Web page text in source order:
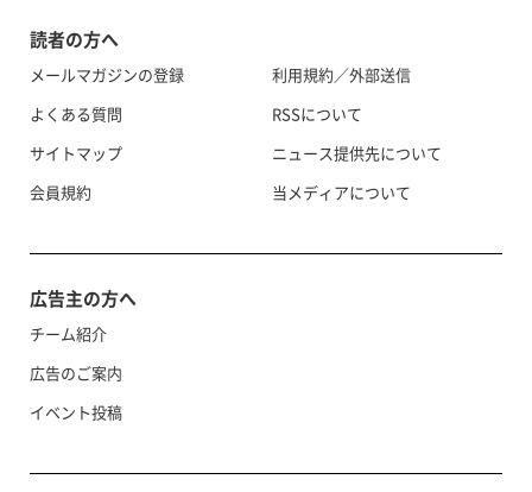
読者の方へ
メールマガジンの登録
よくある質問
サイトマップ
会員規約
利用規約／外部送信
RSSについて
ニュース提供先について
当メディアについて
広告主の方へ
チーム紹介
広告のご案内
イベント投稿